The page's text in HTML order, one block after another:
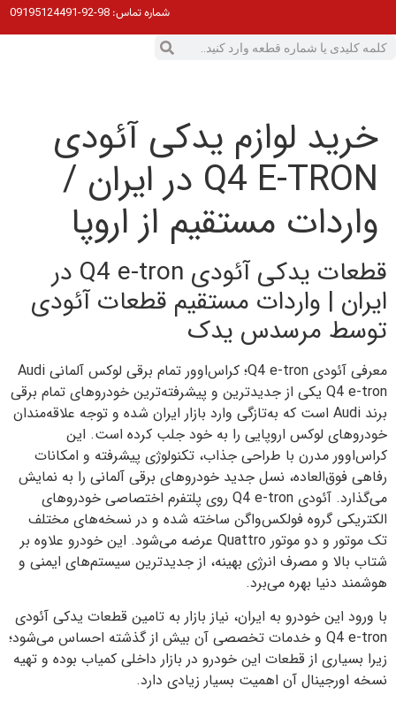
شماره تماس:98-92-09195124491
خرید لوازم یدکی آئودی
Q4 E-TRON در ایران /
واردات مستقیم از اروپا
قطعات یدکی آئودی Q4 e-tron در
ایران | واردات مستقیم قطعات آئودی
توسط مرسدس یدک
معرفی آئودی Q4 e-tron؛ کراس‌اوور تمام برقی لوکس آلمانی Audi
Q4 e-tron یکی از جدیدترین و پیشرفته‌ترین خودروهای تمام برقی
برند Audi است که به‌تازگی وارد بازار ایران شده و توجه علاقه‌مندان
خودروهای لوکس اروپایی را به خود جلب کرده است. این
کراس‌اوور مدرن با طراحی جذاب، تکنولوژی پیشرفته و امکانات
رفاهی فوق‌العاده، نسل جدید خودروهای برقی آلمانی را به نمایش
می‌گذارد. آئودی Q4 e-tron روی پلتفرم اختصاصی خودروهای
الکتریکی گروه فولکس‌واگن ساخته شده و در نسخه‌های مختلف
تک موتور و دو موتور Quattro عرضه می‌شود. این خودرو علاوه بر
شتاب بالا و مصرف انرژی بهینه، از جدیدترین سیستم‌های ایمنی و
هوشمند دنیا بهره می‌برد.
با ورود این خودرو به ایران، نیاز بازار به تامین قطعات یدکی آئودی
Q4 e-tron و خدمات تخصصی آن بیش از گذشته احساس می‌شود؛
زیرا بسیاری از قطعات این خودرو در بازار داخلی کمیاب بوده و تهیه
نسخه اورجینال آن اهمیت بسیار زیادی دارد.